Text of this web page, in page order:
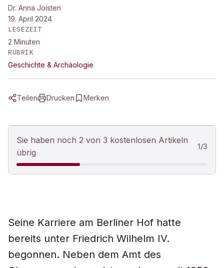
Dr. Anna Joisten
19. April 2024
LESEZEIT
2 Minuten
RUBRIK
Geschichte & Archäologie
Teilen Drucken Merken
Sie haben noch 2 von 3 kostenlosen Artikeln
übrig
1/3
Seine Karriere am Berliner Hof hatte
bereits unter Friedrich Wilhelm IV.
begonnen. Neben dem Amt des